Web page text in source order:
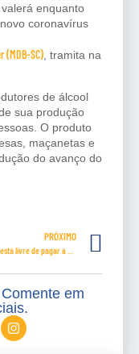
enquanto
coronavírus
(MDB-SC) , tramita na
de álcool
sua produção
O produto
maçanetas e
do avanço do
PRÓXIMO
em